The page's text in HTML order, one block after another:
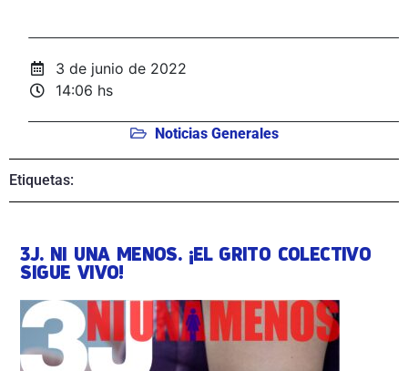
3 de junio de 2022
14:06 hs
Noticias Generales
Etiquetas:
3J. NI UNA MENOS. ¡EL GRITO COLECTIVO
SIGUE VIVO!